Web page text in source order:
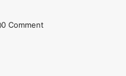
0 Comment